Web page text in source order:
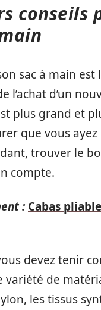
sac à main est
l’achat d’un
plus grand et
que vous
trouver le
compte.
: Cabas
devez tenir
variété de
les tissus